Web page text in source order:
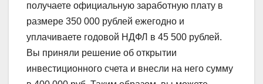
получаете официальную заработную плату в
размере 350 000 рублей ежегодно и
уплачиваете годовой НДФЛ в 45 500 рублей.
Вы приняли решение об открытии
инвестиционного счета и внесли на него сумму